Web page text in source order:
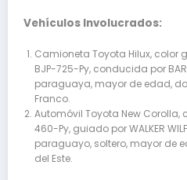
Vehículos Involucrados:
Camioneta Toyota Hilux, color
BJP-725-Py, conducida por
paraguaya, mayor de edad,
Franco.
Automóvil Toyota New Corolla,
460-Py, guiado por WALKER
paraguayo, soltero, mayor de
del Este.